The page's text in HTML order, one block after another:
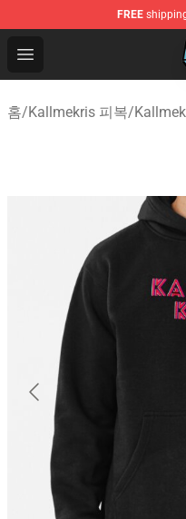
FREE
Open menu
KallMeKris Store -
홈/Kallmekris 피복/